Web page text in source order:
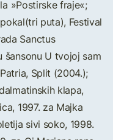
»Postirske fraje«;
puta), Festival
Sanctus
šansonu U tvojoj sam
Split (2004.);
klapa,
1997. za Majka
sivi soko, 1998.